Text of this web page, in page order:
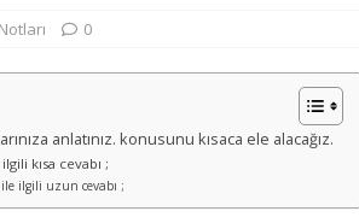
0
anlatınız. konusunu kısaca ele alacağız.
kısa cevabı ;
ilgili uzun cevabı ;